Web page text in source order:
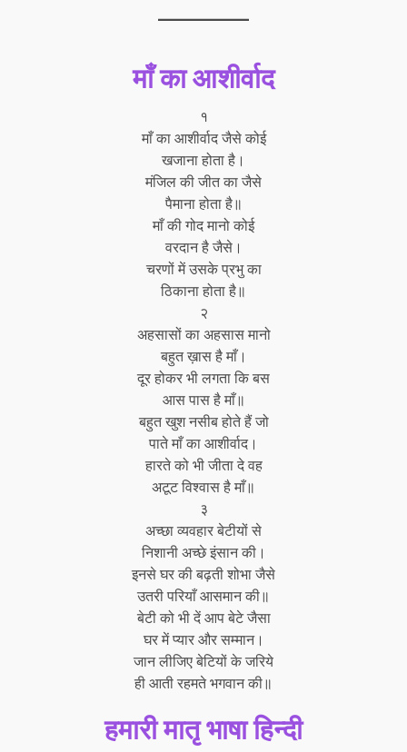
माँ का आशीर्वाद
१
माँ का आशीर्वाद जैसे कोई
खजाना होता है।
मंजिल की जीत का जैसे
पैमाना होता है॥
माँ की गोद मानो कोई
वरदान है जैसे।
चरणों में उसके प्रभु का
ठिकाना होता है॥
२
अहसासों का अहसास मानो
बहुत ख़ास है माँ।
दूर होकर भी लगता कि बस
आस पास है माँ॥
बहुत खुश नसीब होते हैं जो
पाते माँ का आशीर्वाद।
हारते को भी जीता दे वह
अटूट विश्वास है माँ॥
३
अच्छा व्यवहार बेटीयों से
निशानी अच्छे इंसान की।
इनसे घर की बढ़ती शोभा जैसे
उतरी परियाँ आसमान की॥
बेटी को भी दें आप बेटे जैसा
घर में प्यार और सम्मान।
जान लीजिए बेटियों के जरिये
ही आती रहमते भगवान की॥
हमारी मातृ भाषा हिन्दी